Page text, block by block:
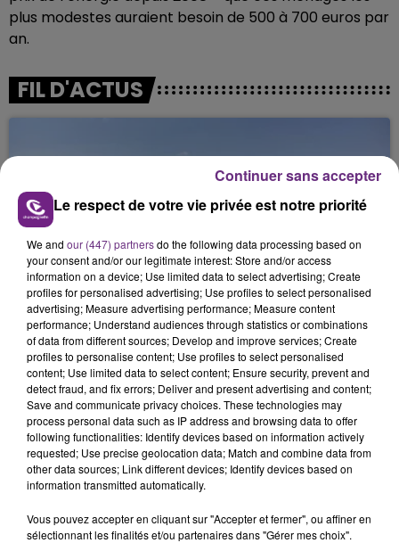
plus modestes auraient besoin de 500 à 700 euros par
an.
FIL D'ACTUS
L'INSPECTION DU TRAVAIL RAPPELLE À
L'ORDRE SUR LES CONDITIONS DE...
Alors que les dates de début des vendange 2026
s'est avéré être plus précoce que prévu,
l'inspection du Travail en profite pour rappeler
les conditions de...
CIRCULATION DANS LES ARDENNES
Le respect de votre vie privée est notre priorité
We and our (447) partnersdo the following data processing based on
your consent and/or our legitimate interest: Store and/or access
information on a device; Use limited data to select advertising; Create
profiles for personalised advertising; Use profiles to select personalised
advertising; Measure advertising performance; Measure content
performance; Understand audiences through statistics or combinations
of data from different sources; Develop and improve services; Create
profiles to personalise content; Use profiles to select personalised
content; Use limited data to select content; Ensure security, prevent and
detect fraud, and fix errors; Deliver and present advertising and content;
Save and communicate privacy choices. These technologies may
process personal data such as IP address and browsing data to offer
following functionalities: Identify devices based on information actively
requested; Use precise geolocation data; Match and combine data from
other data sources; Link different devices; Identify devices based on
information transmitted automatically.
Vous pouvez accepter en cliquant sur "Accepter et fermer", ou affiner en
sélectionnant les finalités et/ou partenaires dans "Gérer mes choix".
Continuer sans accepter